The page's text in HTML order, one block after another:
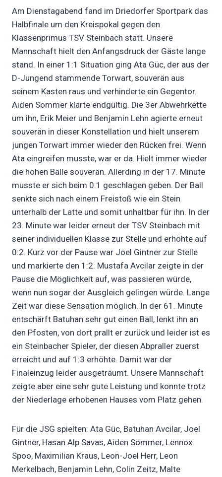
Am Dienstagabend fand im Driedorfer Sportpark das
Halbfinale um den Kreispokal gegen den
Klassenprimus TSV Steinbach statt. Unsere
Mannschaft hielt den Anfangsdruck der Gäste lange
stand. In einer 1:1 Situation ging Ata Güc, der aus der
D-Jungend stammende Torwart, souverän aus
seinem Kasten raus und verhinderte ein Gegentor.
Aiden Sommer klärte endgültig. Die 3er Abwehrkette
um ihn, Erik Meier und Benjamin Lehn agierte erneut
souverän in dieser Konstellation und hielt unserem
jungen Torwart immer wieder den Rücken frei. Wenn
Ata eingreifen musste, war er da. Hielt immer wieder
die hohen Bälle souverän. Allerding in der 17. Minute
musste er sich beim 0:1 geschlagen geben. Der Ball
senkte sich nach einem Freistoß wie ein Stein
unterhalb der Latte und somit unhaltbar für ihn. In der
23. Minute war leider erneut der TSV Steinbach mit
seiner individuellen Klasse zur Stelle und erhöhte auf
0:2. Kurz vor der Pause war Joel Gintner zur Stelle
und markierte den 1:2. Mustafa Avcilar zeigte in der
Pause die Möglichkeit auf, was passieren würde,
wenn nun sogar der Ausgleich gelingen würde. Lange
Zeit war diese Sensation möglich. In der 61. Minute
entschärft Batuhan sehr gut einen Ball, lenkt ihn an
den Pfosten, von dort prallt er zurück und leider ist es
ein Steinbacher Spieler, der diesen Abpraller zuerst
erreicht und auf 1:3 erhöhte. Damit war der
Finaleinzug leider ausgeträumt. Unsere Mannschaft
zeigte aber eine sehr gute Leistung und konnte trotz
der Niederlage erhobenen Hauses vom Platz gehen.
Für die JSG spielten: Ata Güc, Batuhan Avcilar, Joel
Gintner, Hasan Alp Savas, Aiden Sommer, Lennox
Spoo, Maximilian Kraus, Leon-Joel Herr, Leon
Merkelbach, Benjamin Lehn, Colin Zeitz, Malte